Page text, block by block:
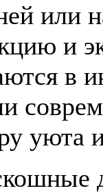
или
и
в
уюта